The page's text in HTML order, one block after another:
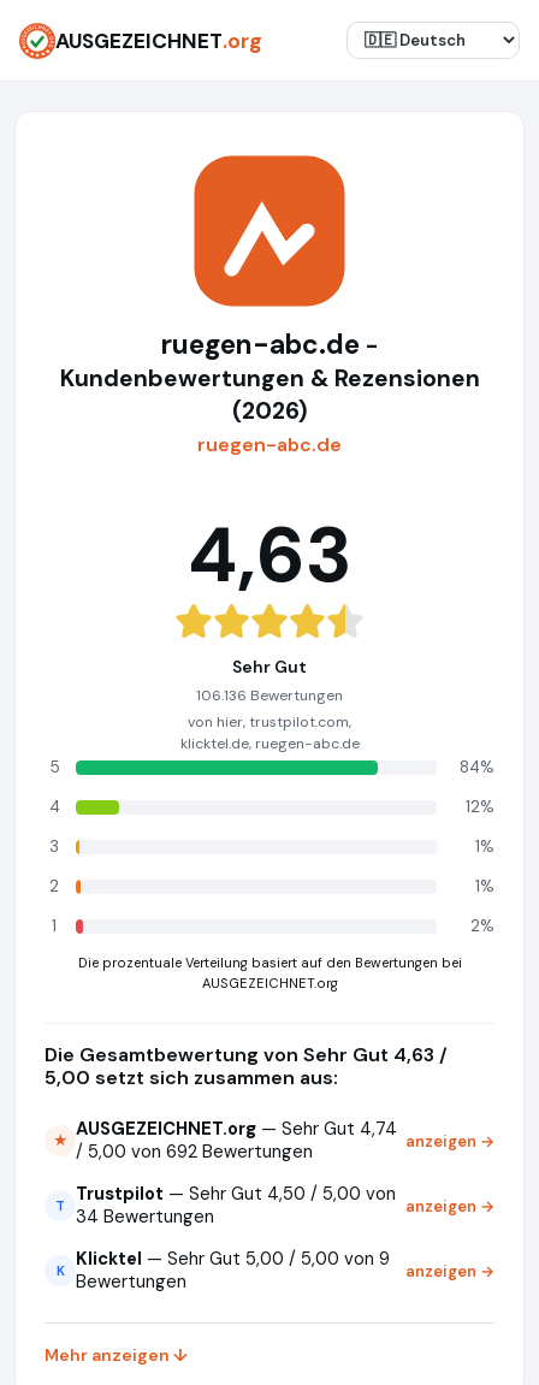
AUSGEZEICHNET.org
ruegen-abc.de -
Kundenbewertungen & Rezensionen
(2026)
ruegen-abc.de
4,63
Sehr Gut
106.136 Bewertungen
von hier, trustpilot.com,
klicktel.de, ruegen-abc.de
5
84%
4
12%
3
1%
2
1%
1
2%
Die prozentuale Verteilung basiert auf den Bewertungen bei
AUSGEZEICHNET.org
Die Gesamtbewertung von Sehr Gut 4,63 /
5,00 setzt sich zusammen aus:
★ AUSGEZEICHNET.org — Sehr Gut 4,74
/ 5,00 von 692 Bewertungen
anzeigen →
T Trustpilot — Sehr Gut 4,50 / 5,00 von
34 Bewertungen
anzeigen →
K Klicktel — Sehr Gut 5,00 / 5,00 von 9
Bewertungen
anzeigen →
Mehr anzeigen ↓